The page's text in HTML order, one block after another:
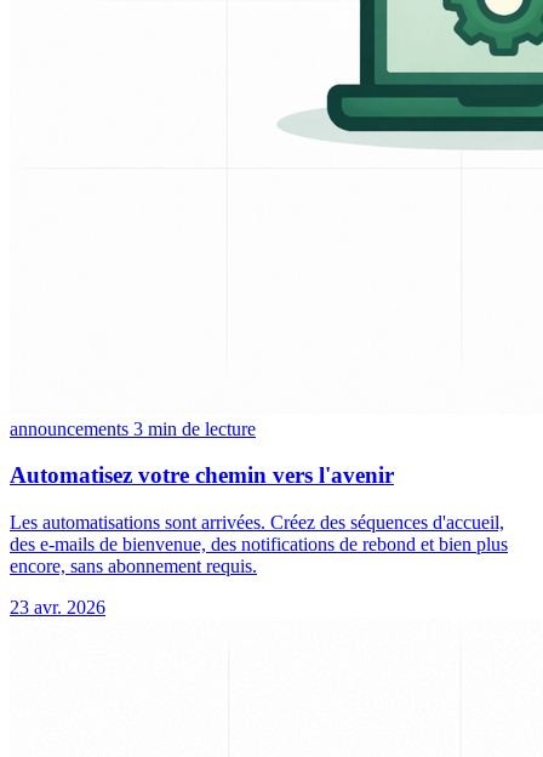
announcements 3 min de lecture
Automatisez votre chemin vers l'avenir
Les automatisations sont arrivées. Créez des séquences d'accueil,
des e-mails de bienvenue, des notifications de rebond et bien plus
encore, sans abonnement requis.
23 avr. 2026